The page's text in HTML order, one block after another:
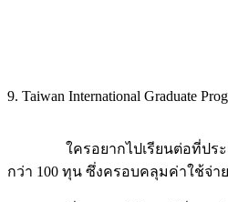
9. Taiwan International Graduate
ใครอยากไปเรียนต่อที่ประเทศ
กว่า 100 ทุน ซึ่งครอบคลุมค่าใช้จ่า